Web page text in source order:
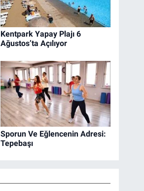
Kentpark Yapay Plajı 6
Ağustos’ta Açılıyor
Sporun Ve Eğlencenin Adresi:
Tepebaşı